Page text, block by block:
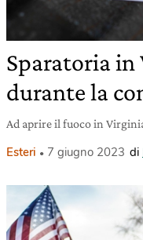
Sparatoria
durante la
Ad aprire il fuoco in
Esteri 7 giugno 2023 di